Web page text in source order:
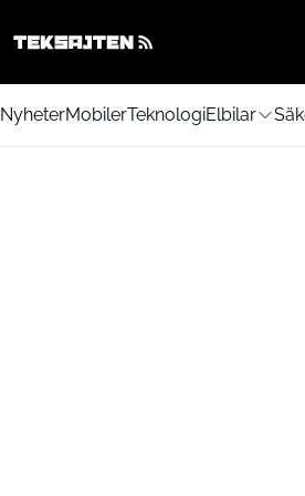
NyheterMobilerTeknologiElbilar